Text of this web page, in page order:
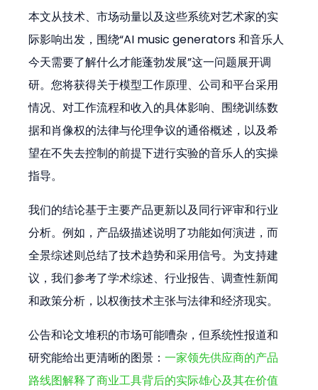
本文从技术、市场动量以及这些系统对艺术家的实
际影响出发，围绕“AI music generators 和音乐人
今天需要了解什么才能蓬勃发展”这一问题展开调
研。您将获得关于模型工作原理、公司和平台采用
情况、对工作流程和收入的具体影响、围绕训练数
据和肖像权的法律与伦理争议的通俗概述，以及希
望在不失去控制的前提下进行实验的音乐人的实操
指导。
我们的结论基于主要产品更新以及同行评审和行业
分析。例如，产品级描述说明了功能如何演进，而
全景综述则总结了技术趋势和采用信号。为支持建
议，我们参考了学术综述、行业报告、调查性新闻
和政策分析，以权衡技术主张与法律和经济现实。
公告和论文堆积的市场可能嘈杂，但系统性报道和
研究能给出更清晰的图景：一家领先供应商的产品
路线图解释了商业工具背后的实际雄心及其在价值